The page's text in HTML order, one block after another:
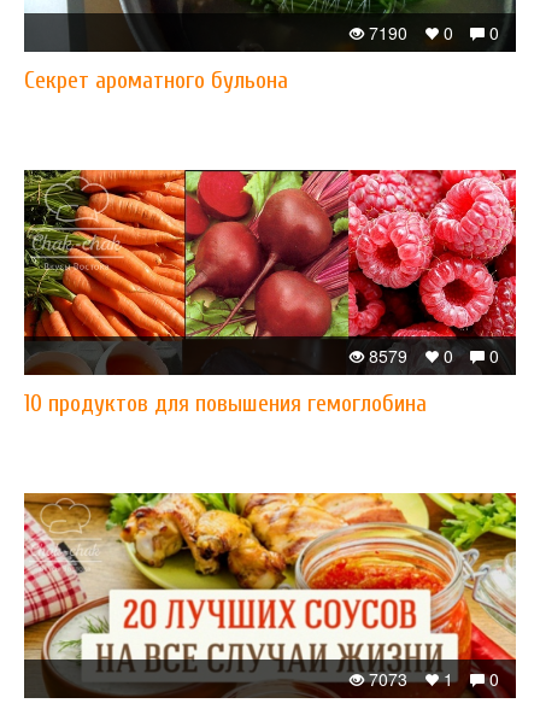
0
0
7190
Секрет ароматного бульона
0
0
8579
10 продуктов для повышения гемоглобина
0
1
7073